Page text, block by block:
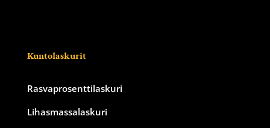
Kuntolaskurit
Rasvaprosenttilaskuri
Lihasmassalaskuri